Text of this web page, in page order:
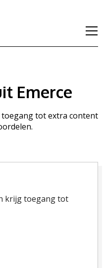
Emerce
toegang tot extra content
krijg toegang tot